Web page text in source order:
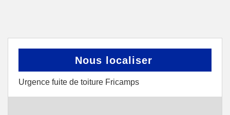
Nous localiser
Urgence fuite de toiture Fricamps